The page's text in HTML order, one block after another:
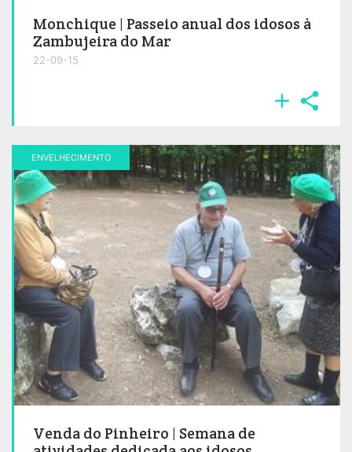
Monchique | Passeio anual dos idosos à
Zambujeira do Mar
22-09-15
 
ENVELHECIMENTO
Venda do Pinheiro | Semana de